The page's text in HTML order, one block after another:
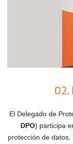
02.
El Delegado de
DPO) participa
protección de